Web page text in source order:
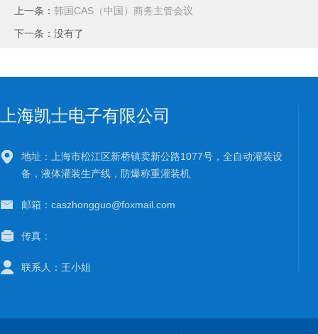
上一条： 韩国CAS（中国）商务主管会议
下一条：没有了
上海凯士电子有限公司
地址：上海市松江区新桥镇卖新公路1077号，全自动灌装设
备，液体灌装生产线，防爆称重灌装机
邮箱：caszhongguo@foxmail.com
传真：
联系人：王小姐